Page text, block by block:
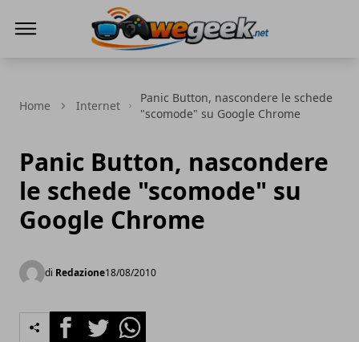
Home Internet
Panic Button, nascondere le schede
"scomode" su Google Chrome
Panic Button, nascondere
le schede "scomode" su
Google Chrome
di Redazione18/08/2010
FacebookTwitterWhatsapp